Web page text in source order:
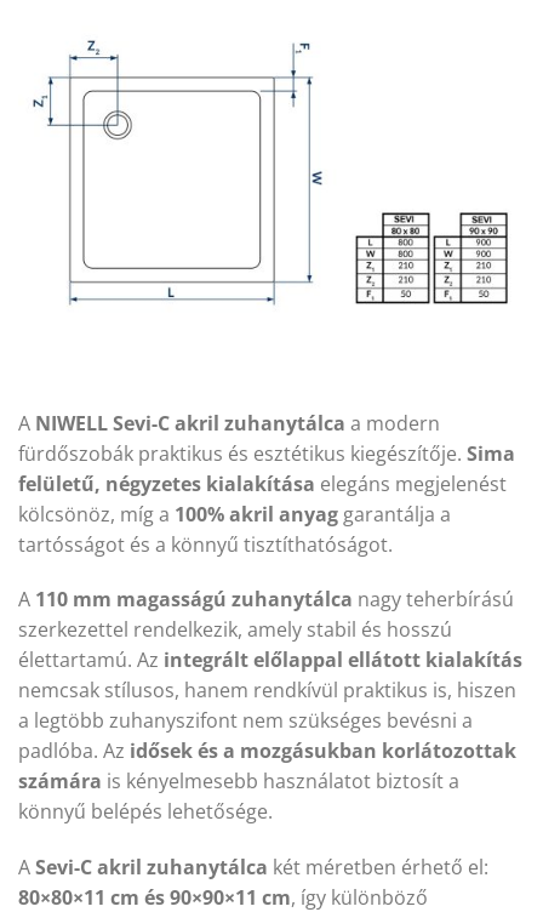
A NIWELL Sevi-C akril zuhanytálca a modern
fürdőszobák praktikus és esztétikus kiegészítője. Sima
felületű, négyzetes kialakítása elegáns megjelenést
kölcsönöz, míg a 100% akril anyag garantálja a
tartósságot és a könnyű tisztíthatóságot.
A 110 mm magasságú zuhanytálca nagy teherbírású
szerkezettel rendelkezik, amely stabil és hosszú
élettartamú. Az integrált előlappal ellátott kialakítás
nemcsak stílusos, hanem rendkívül praktikus is, hiszen
a legtöbb zuhanyszifont nem szükséges bevésni a
padlóba. Az idősek és a mozgásukban korlátozottak
számára is kényelmesebb használatot biztosít a
könnyű belépés lehetősége.
ASevi-C akril zuhanytálca két méretben érhető el:
80×80×11 cm és 90×90×11 cm, így különböző